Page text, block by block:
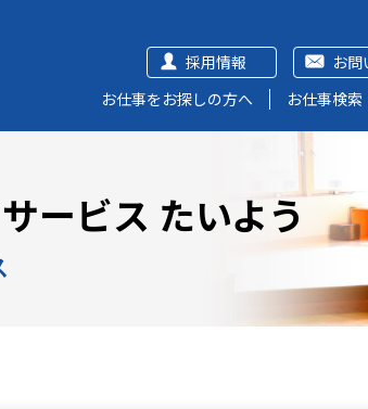
お問
採用情報
お仕事をお探しの方へ
お仕事検索
ービス たいよう